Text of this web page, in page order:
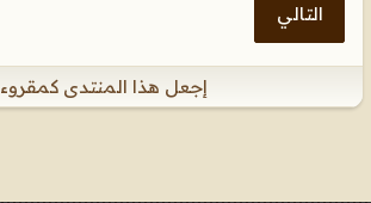
التالي
إجعل هذا المنتدى كمقروء